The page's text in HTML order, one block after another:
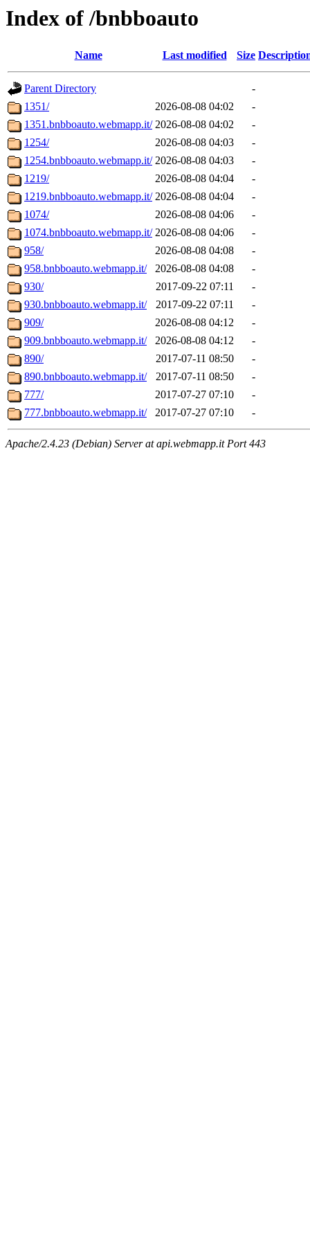
Index of /bnbboauto
Name Last modified Size
Parent Directory
-
1351/
2026-08-08 04:02
-
1351.bnbboauto.webmapp.it/ 2026-08-08 04:02
-
1254/
2026-08-08 04:03
-
1254.bnbboauto.webmapp.it/ 2026-08-08 04:03
-
1219/
2026-08-08 04:04
-
1219.bnbboauto.webmapp.it/ 2026-08-08 04:04
-
1074/
2026-08-08 04:06
-
1074.bnbboauto.webmapp.it/ 2026-08-08 04:06
-
958/
2026-08-08 04:08
-
958.bnbboauto.webmapp.it/
2026-08-08 04:08
-
930/
2017-09-22 07:11
-
930.bnbboauto.webmapp.it/
2017-09-22 07:11
-
909/
2026-08-08 04:12
-
909.bnbboauto.webmapp.it/
2026-08-08 04:12
-
890/
2017-07-11 08:50
-
890.bnbboauto.webmapp.it/
2017-07-11 08:50
-
777/
2017-07-27 07:10
-
777.bnbboauto.webmapp.it/
2017-07-27 07:10 -
Apache/2.4.23 (Debian) Server at api.webmapp.it Port 443